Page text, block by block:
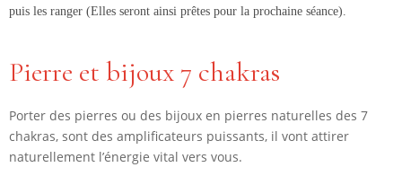
puis les ranger (Elles seront ainsi prêtes pour la prochaine séance).
Pierre et bijoux 7 chakras
Porter des pierres ou des bijoux en pierres naturelles des 7
chakras, sont des amplificateurs puissants, il vont attirer
naturellement l’énergie vital vers vous.